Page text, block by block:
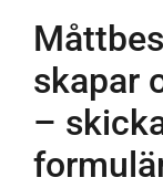
skapar
–